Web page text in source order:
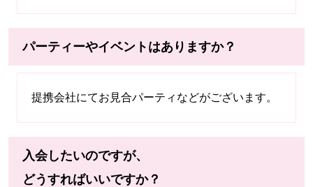
パーティーやイベントはありますか？
提携会社にてお見合パーティなどがございます。
入会したいのですが、
どうすればいいですか？